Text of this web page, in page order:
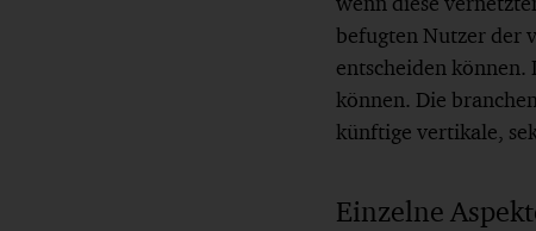
befugten Nutzer der
entscheiden
können. Die
künftige vertikale,
Einzelne